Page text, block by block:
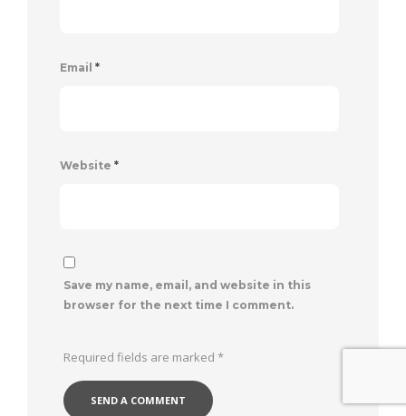
Email *
Website *
Save my name, email, and website in this
browser for the next time I comment.
Required fields are marked *